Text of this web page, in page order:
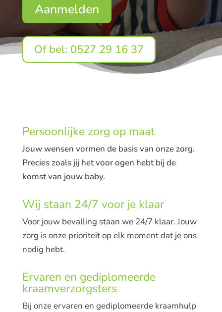
Aanmelden
Of bel: 0527 29 16 37
Persoonlijke zorg op maat
Jouw wensen vormen de basis van onze zorg.
Precies zoals jij het voor ogen hebt bij de
komst van jouw baby.
Wij staan 24/7 voor je klaar
Voor jouw bevalling staan we 24/7 klaar. Jouw
zorg is onze prioriteit op elk moment dat je ons
nodig hebt.
Ervaren en gediplomeerde
kraamverzorgsters
Bij onze ervaren en gediplomeerde kraamhulp